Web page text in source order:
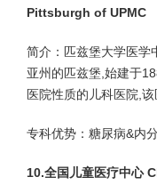
Pittsburgh of UPMC
简介：匹兹堡大学医学
亚州的匹兹堡,始建于
医院性质的儿科医院,该
专科优势：糖尿病&内
10.全国儿童医疗中心